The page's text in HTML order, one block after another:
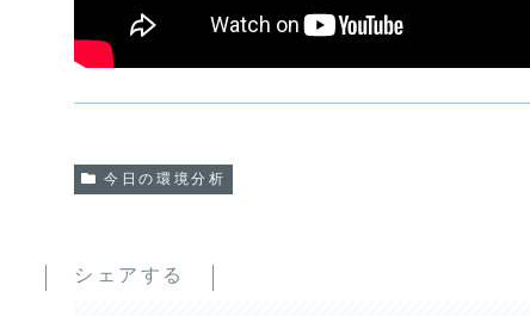
今日の環境分析
シェアする